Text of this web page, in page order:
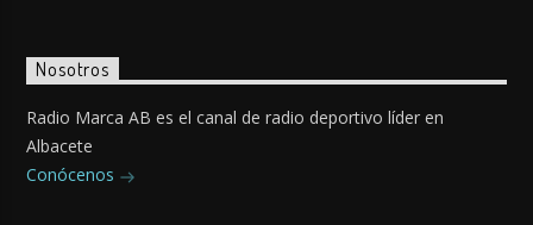
Nosotros
Radio Marca AB es el canal de radio deportivo líder en
Albacete
Conócenos